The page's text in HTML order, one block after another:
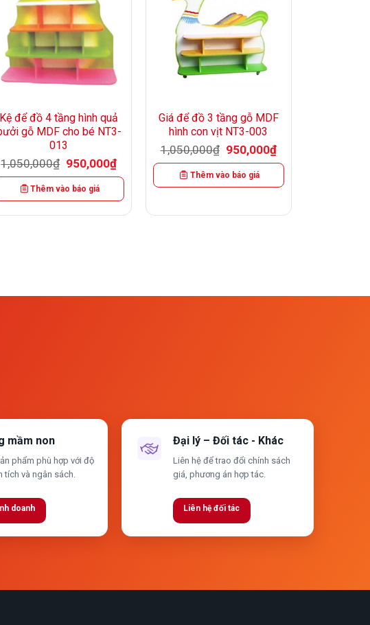
Kệ để đồ 4 tầng hình quả
gỗ MDF cho bé NT3-
013
1,050,000₫ Giá
gốc
là:
1,050,000₫.
950,000₫Giá
tại
950,000₫.
Thêm vào báo giá
Giá để đồ 3 tầng gỗ MDF
hình con vịt NT3-003
1,050,000₫
Giá
gốc
là:
1,050,000₫.
950,000₫Giá
hiện
tại
950,000₫.
Thêm vào báo giá
mầm non
phẩm phù hợp với độ
tích và ngân sách.
doanh
Đại lý – Đối tác - Khác
Liên hệ để trao đổi chính sách
giá, phương án hợp tác.
Liên hệ đối tác